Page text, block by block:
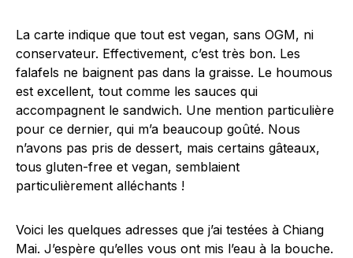
La carte indique que tout est vegan, sans OGM, ni
conservateur. Effectivement, c’est très bon. Les
falafels ne baignent pas dans la graisse. Le houmous
est excellent, tout comme les sauces qui
accompagnent le sandwich. Une mention particulière
pour ce dernier, qui m’a beaucoup goûté. Nous
n’avons pas pris de dessert, mais certains gâteaux,
tous gluten-free et vegan, semblaient
particulièrement alléchants !
Voici les quelques adresses que j’ai testées à Chiang
Mai. J’espère qu’elles vous ont mis l’eau à la bouche.